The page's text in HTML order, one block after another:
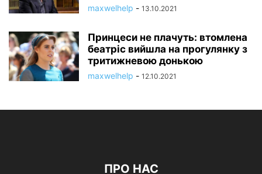
maxwelhelp - 13.10.2021
Принцеси не плачуть: втомлена
беатріс вийшла на прогулянку з
тритижневою донькою
maxwelhelp - 12.10.2021
ПРО НАС